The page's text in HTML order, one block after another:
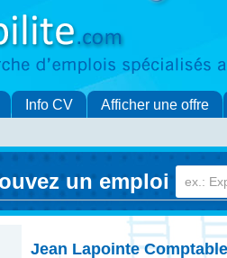
Info CV Afficher une offre
un emploi
Jean Lapointe